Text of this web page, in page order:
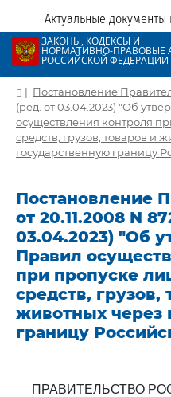
Актуальные
ЗАКОНЫ, КОДЕКСЫ И
НОРМАТИВНО-ПРАВОВЫЕ
РОССИЙСКОЙ ФЕДЕРАЦИИ
| Постановление
(ред. от 03.04.2023) "Об
осуществления контроля
средств, грузов, товаров и
государственную границу
Постановление
от 20.11.2008 N
03.04.2023) "Об
Правил
при пропуске
средств, грузов,
животных через
границу
ПРАВИТЕЛЬСТВО